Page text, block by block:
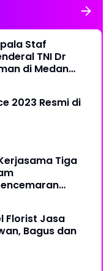
Staf
TNI Dr
di Medan
2023 Resmi di
Tiga
Florist Jasa
Bagus dan